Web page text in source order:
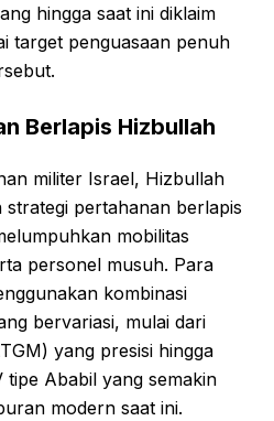
hingga saat ini diklaim
target penguasaan penuh
Berlapis Hizbullah
militer Israel, Hizbullah
pertahanan berlapis
mobilitas
personel musuh. Para
kombinasi
bervariasi, mulai dari
yang presisi hingga
Ababil yang semakin
modern saat ini.